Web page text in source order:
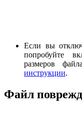
Если вы
попробуйте
размеров
инструкции.
Файл